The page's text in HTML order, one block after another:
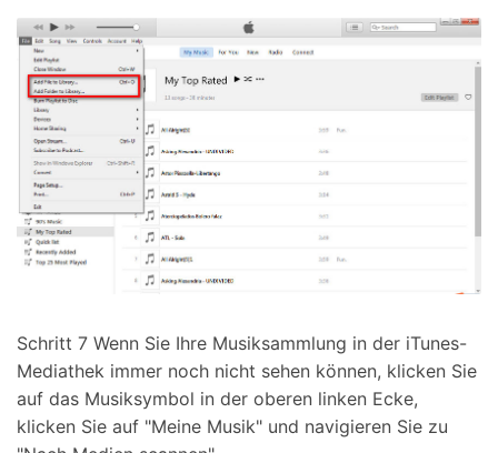
Schritt 7 Wenn Sie Ihre Musiksammlung in der iTunes-
Mediathek immer noch nicht sehen können, klicken Sie
auf das Musiksymbol in der oberen linken Ecke,
klicken Sie auf "Meine Musik" und navigieren Sie zu